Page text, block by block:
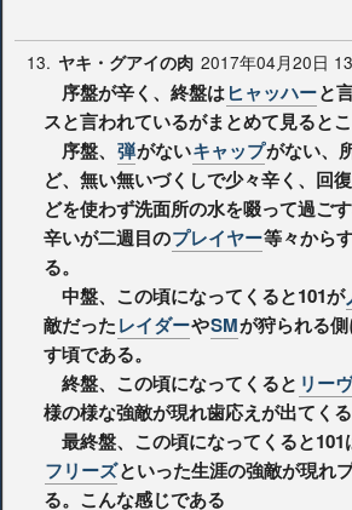
13. ヤキ・グアイの肉 2017年04月20日
序盤が辛く、終盤はヒャッハーと
スと言われているがまとめて見ると
序盤、 弾がないキャップがない、
ど、無い無いづくしで少々辛く、回
どを使わず洗面所の水を啜って過ご
辛いが二週目のプレイヤー等々から
る。
中盤、この頃になってくると101が
敵だったレイダーやSMが狩られる
す頃である。
終盤、この頃になってくると リー
様の様な強敵が現れ歯応えが出てくる
最終盤、この頃になってくると101
フリーズといった生涯の強敵が現れ
る。こんな感じである